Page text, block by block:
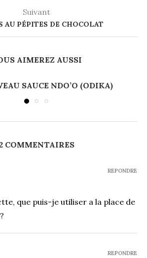
Suivant
AU PÉPITES DE CHOCOLAT
AIMEREZ AUSSI
SAUCE NDO’O (ODIKA)
COMMENTAIRES
que puis-je utiliser a la place de
REPONDRE
REPONDRE